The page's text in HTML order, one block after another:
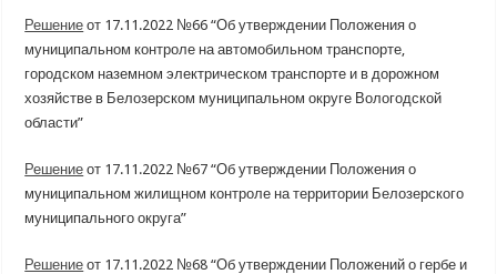
Решение от 17.11.2022 №66 “Об утверждении Положения о
муниципальном контроле на автомобильном транспорте,
городском наземном электрическом транспорте и в дорожном
хозяйстве в Белозерском муниципальном округе Вологодской
области”
Решение от 17.11.2022 №67 “Об утверждении Положения о
муниципальном жилищном контроле на территории Белозерского
муниципального округа”
Решение от 17.11.2022 №68 “Об утверждении Положений о гербе и